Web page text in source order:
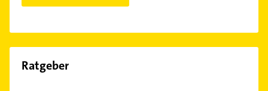
Ratgeber